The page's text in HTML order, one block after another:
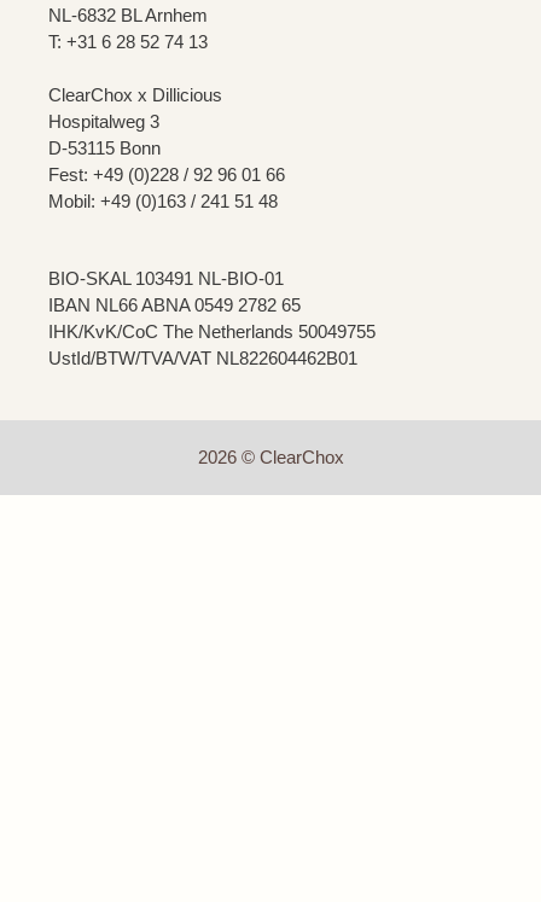
NL-6832 BL Arnhem
T: +31 6 28 52 74 13
ClearChox x Dillicious
Hospitalweg 3
D-53115 Bonn
Fest: +49 (0)228 / 92 96 01 66
Mobil: +49 (0)163 / 241 51 48
BIO-SKAL 103491 NL-BIO-01
IBAN NL66 ABNA 0549 2782 65
IHK/KvK/CoC The Netherlands 50049755
UstId/BTW/TVA/VAT NL822604462B01
2026 © ClearChox